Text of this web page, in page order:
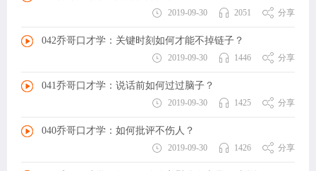
2019-09-30 2051 分享
042乔哥口才学：关键时刻如何才能不掉链子？
2019-09-30 1446 分享
041乔哥口才学：说话前如何过过脑子？
2019-09-30 1425 分享
040乔哥口才学：如何批评不伤人？
2019-09-30 1426 分享